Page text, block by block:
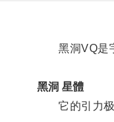
黑洞VQ是宇
黑洞 星體
它的引力极